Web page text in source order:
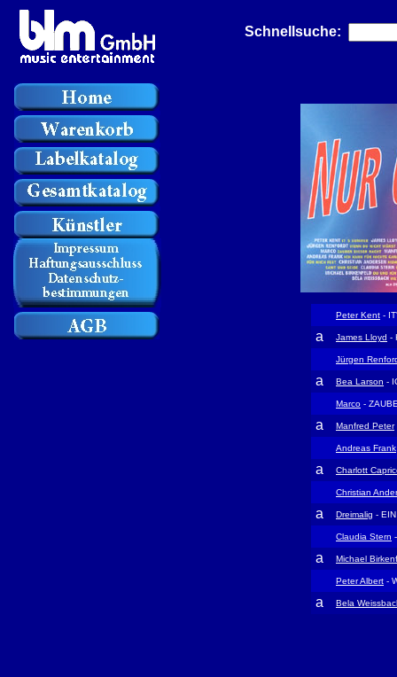
Schnellsuche:
Peter Kent -
a James Lloyd -
Jürgen
a Bea Larson -
Marco -
a Manfred Peter
Andreas Frank
a Charlott
Christian
a Dreimalig -
Claudia Stern
a Michael
Peter Albert -
a Bela